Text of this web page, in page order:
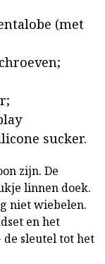
(met
sucker.
zijn. De
linnen doek.
niet wiebelen.
en het
sleutel tot het